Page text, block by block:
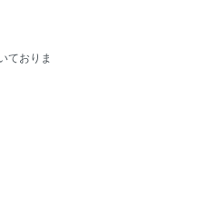
ておりま